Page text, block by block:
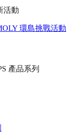
活動
環島挑戰活動
產品系列